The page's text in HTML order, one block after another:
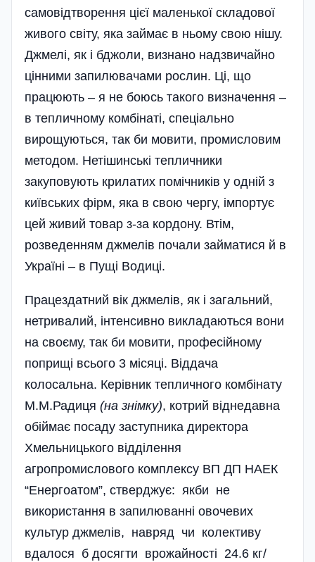
самовідтворення цієї маленької складової
живого світу, яка займає в ньому свою нішу.
Джмелі, як і бджоли, ви­знано надзвичайно
цінними запилювачами рослин. Ці, що
працюють – я не боюсь такого визначення –
в тепличному комбінаті, спеціально
вирощуються, так би мовити, промисловим
методом. Нетішинські тепличники
закуповують крилатих помічників у одній з
київських фірм, яка в свою чергу, імпортує
цей живий товар з-за кордону. Втім,
розведенням джмелів почали займатися й в
Україні – в Пущі Водиці.
Працездатний вік джмелів, як і загальний,
нетривалий, інтенсивно викладаються вони
на своєму, так би мовити, професійному
поприщі всього 3 місяці. Віддача
колосальна. Керівник тепличного комбінату
М.М.Радиця (на знімку), котрий віднедавна
обіймає посаду заступника директора
Хмельницького відділення
агропромислового комплексу ВП ДП НАЕК
“Енергоатом”, стверджує: якби не
використання в запилюванні овочевих
культур джмелів, навряд чи колективу
вдалося б досягти врожайності 24.6 кг/